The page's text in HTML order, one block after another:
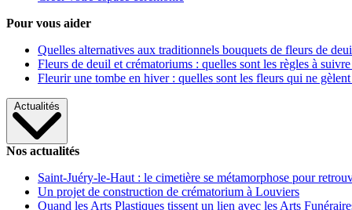
Pour vous aider
Quelles alternatives aux traditionnels bouquets de fleurs de
Fleurs de deuil et crématoriums : quelles sont les règles à
Fleurir une tombe en hiver : quelles sont les fleurs qui ne gèlent
Actualités
Nos actualités
Saint-Juéry-le-Haut : le cimetière se métamorphose pour
Un projet de construction de crématorium à Louviers
Quand les Arts Plastiques tissent un lien avec les Arts